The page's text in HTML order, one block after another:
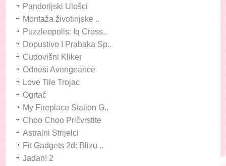
Pandorijski Ulošci
Montaža životinjske ..
Puzzleopolis: Iq Cross..
Dopustivo I Prabaka Sp..
Čudovišni Kliker
Odnesi Avengeance
Love Tile Trojac
Ogrtač
My Fireplace Station G..
Choo Choo Pričvrstite
Astralni Strijelci
Fit Gadgets 2d: Blizu ..
Jadan! 2